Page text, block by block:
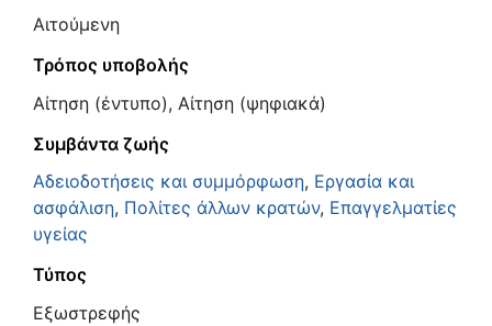
Αιτούμενη
Τρόπος υποβολής
Αίτηση (έντυπο), Αίτηση (ψηφιακά)
Συμβάντα ζωής
Αδειοδοτήσεις και συμμόρφωση, Εργασία και
ασφάλιση, Πολίτες άλλων κρατών, Επαγγελματίες
υγείας
Τύπος
Εξωστρεφής